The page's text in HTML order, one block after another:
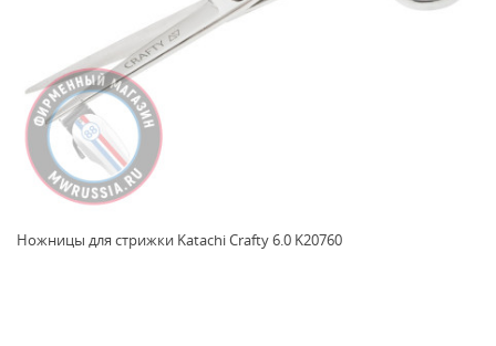
Ножницы для стрижки Katachi Crafty 6.0 K20760